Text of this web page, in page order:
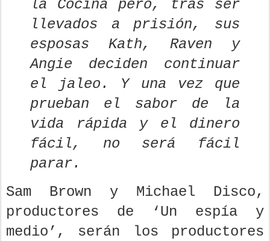
la Cocina pero, tras ser
llevados a prisión, sus
esposas Kath, Raven y
Angie deciden continuar
el jaleo. Y una vez que
prueban el sabor de la
vida rápida y el dinero
fácil, no será fácil
parar.
Sam Brown y Michael Disco,
productores de ‘Un espía y
medio’, serán los productores